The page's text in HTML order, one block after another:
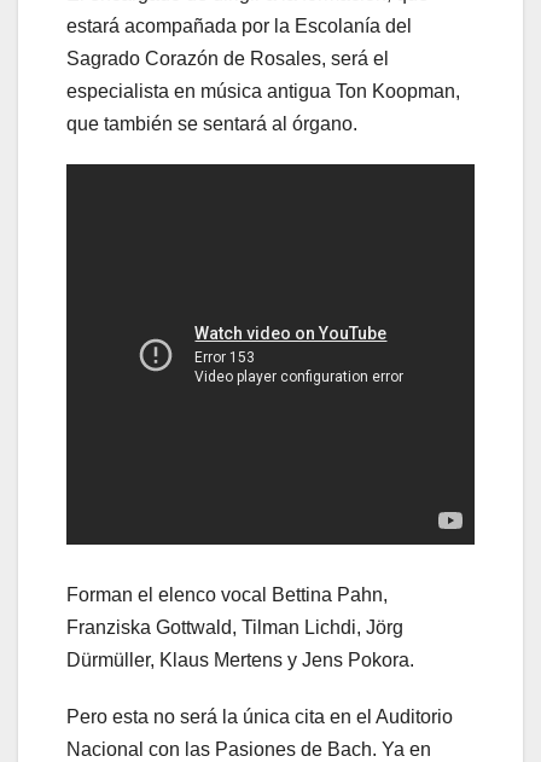
estará acompañada por la Escolanía del
Sagrado Corazón de Rosales, será el
especialista en música antigua Ton Koopman,
que también se sentará al órgano.
Forman el elenco vocal Bettina Pahn,
Franziska Gottwald, Tilman Lichdi, Jörg
Dürmüller, Klaus Mertens y Jens Pokora.
Pero esta no será la única cita en el Auditorio
Nacional con las Pasiones de Bach. Ya en